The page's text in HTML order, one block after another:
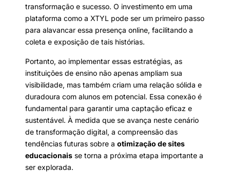
transformação e sucesso. O investimento em uma
plataforma como a XTYL pode ser um primeiro passo
para alavancar essa presença online, facilitando a
coleta e exposição de tais histórias.
Portanto, ao implementar essas estratégias, as
instituições de ensino não apenas ampliam sua
visibilidade, mas também criam uma relação sólida e
duradoura com alunos em potencial. Essa conexão é
fundamental para garantir uma captação eficaz e
sustentável. À medida que se avança neste cenário
de transformação digital, a compreensão das
tendências futuras sobre a otimização de sites
educacionais se torna a próxima etapa importante a
ser explorada.